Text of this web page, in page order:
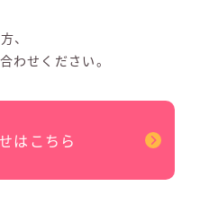
、
わせください。
はこちら